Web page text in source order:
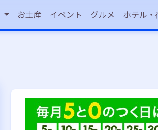
お土産 イベント グルメ ホテル・